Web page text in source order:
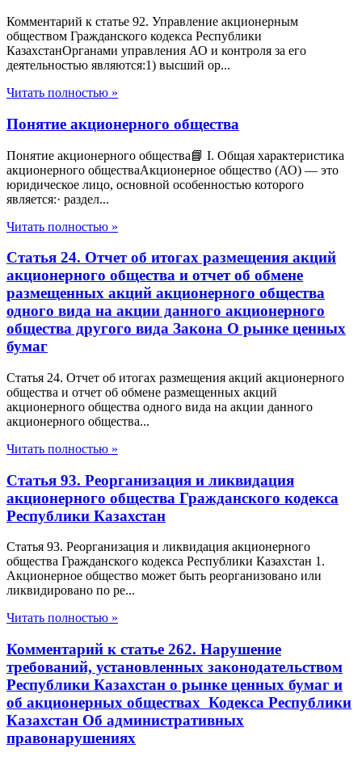
Комментарий к статье 92. Управление акционерным
обществом Гражданского кодекса Республики
КазахстанОрганами управления АО и контроля за его
деятельностью являются:1) высший ор...
Читать полностью »
Понятие акционерного общества
Понятие акционерного общества📘 I. Общая характеристика
акционерного обществаАкционерное общество (АО) — это
юридическое лицо, основной особенностью которого
является:· раздел...
Читать полностью »
Статья 24. Отчет об итогах размещения акций
акционерного общества и отчет об обмене
размещенных акций акционерного общества
одного вида на акции данного акционерного
общества другого вида Закона О рынке ценных
бумаг
Статья 24. Отчет об итогах размещения акций акционерного
общества и отчет об обмене размещенных акций
акционерного общества одного вида на акции данного
акционерного общества...
Читать полностью »
Статья 93. Реорганизация и ликвидация
акционерного общества Гражданского кодекса
Республики Казахстан
Статья 93. Реорганизация и ликвидация акционерного
общества Гражданского кодекса Республики Казахстан 1.
Акционерное общество может быть реорганизовано или
ликвидировано по ре...
Читать полностью »
Комментарий к статье 262. Нарушение
требований, установленных законодательством
Республики Казахстан о рынке ценных бумаг и
об акционерных обществах Кодекса Республики
Казахстан Об административных
правонарушениях